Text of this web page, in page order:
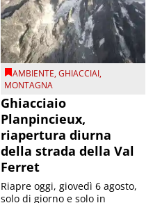
AMBIENTE,GHIACCIAI,
MONTAGNA
Ghiacciaio
Planpincieux,
riapertura diurna
della strada della Val
Ferret
Riapre oggi, giovedì 6 agosto,
solo di giorno e solo in